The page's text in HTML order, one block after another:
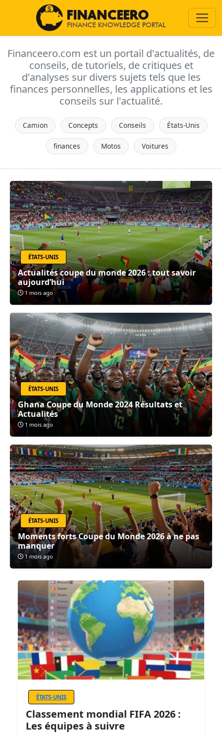
Financeero.com est un portail d'actualités, de
conseils, de tutoriels, de critiques et
d'analyses sur divers sujets tels que les
finances personnelles, les applications et les
conseils sur l'actualité.
Camion Concepts Conseils États-Unis
finances Motos Voitures
ÉTATS-UNIS
Actualités coupe du monde 2026 : tout savoir
aujourd’hui
1 mois ago
ÉTATS-UNIS
Ghana Coupe du Monde 2024 Résultats et
Actualités
1 mois ago
ÉTATS-UNIS
Moments forts Coupe du Monde 2026 à ne pas
manquer
1 mois ago
ÉTATS-UNIS
Classement mondial FIFA 2026 :
Les équipes à suivre